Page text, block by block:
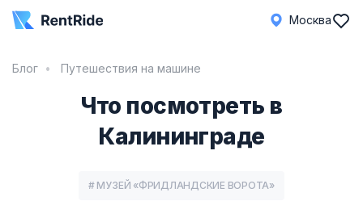
Москва
Блог Путешествия на машине
Что посмотреть в
Калининграде
# МУЗЕЙ «ФРИДЛАНДСКИЕ ВОРОТА»